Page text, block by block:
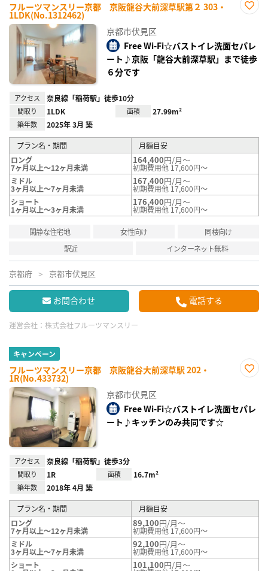
フルーツマンスリー京都 京阪龍谷大前深草駅第２ 303・
1LDK(No.1312462)
録
京都市伏見区
Free Wi-Fi☆バストイレ洗面セパレ
ート♪京阪「龍谷大前深草駅」まで徒歩
６分です
アクセス 奈良線「稲荷駅」徒歩10分
間取り 1LDK 面積 27.99m²
築年数 2025年 3月 築
プラン名・期間
月額目安
ロング
7ヶ月以上～12ヶ月未満
164,400円/月～
初期費用他 17,600円～
ミドル
3ヶ月以上～7ヶ月未満
167,400円/月～
初期費用他 17,600円～
ショート
1ヶ月以上～3ヶ月未満
176,400円/月～
初期費用他 17,600円～
閑静な住宅地 女性向け
同棲向け
駅近
インターネット無料
京都府 京都市伏見区
お問合わせ 電話する
運営会社： 株式会社フルーツマンスリー
キャンペーン
フルーツマンスリー京都 京阪龍谷大前深草駅 202・
1R(No.433732)
録
京都市伏見区
Free Wi-Fi☆バストイレ洗面セパレ
ート♪キッチンのみ共同です☆
アクセス 奈良線「稲荷駅」徒歩3分
間取り 1R 面積 16.7m²
築年数 2018年 4月 築
プラン名・期間
月額目安
ロング
7ヶ月以上～12ヶ月未満
89,100円/月～
初期費用他 17,600円～
ミドル
3ヶ月以上～7ヶ月未満
92,100円/月～
初期費用他 17,600円～
ショート
101,100円/月～